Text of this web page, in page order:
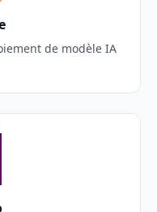
de modèle IA